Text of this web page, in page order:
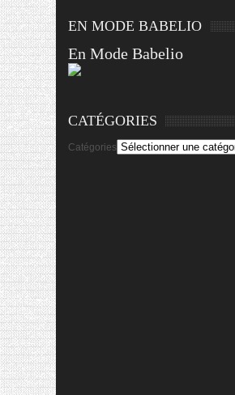
EN MODE BABELIO
En Mode Babelio
CATÉGORIES
Catégories